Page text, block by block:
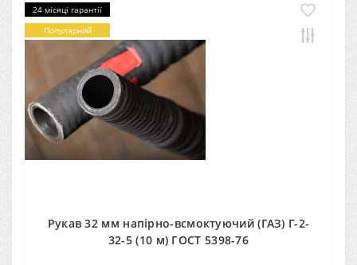
24 місяці гарантії
Популярний
Рукав 32 мм напірно-всмоктуючий (ГАЗ) Г-2-
32-5 (10 м) ГОСТ 5398-76